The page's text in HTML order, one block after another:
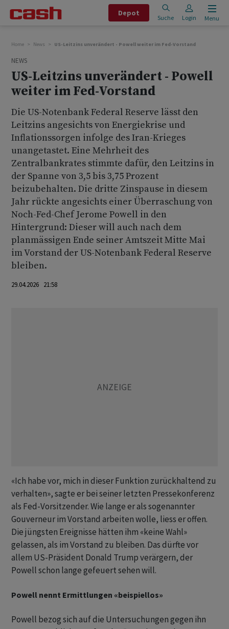
Depot
Suche Login Menu
Home News US-Leitzins unverändert - Powell weiter im Fed-Vorstand
NEWS
US-Leitzins unverändert - Powell
weiter im Fed-Vorstand
Die US-Notenbank Federal Reserve lässt den
Leitzins angesichts von Energiekrise und
Inflationssorgen infolge des Iran-Krieges
unangetastet. Eine Mehrheit des
Zentralbankrates stimmte dafür, den Leitzins in
der Spanne von 3,5 bis 3,75 Prozent
beizubehalten. Die dritte Zinspause in diesem
Jahr rückte angesichts einer Überraschung von
Noch-Fed-Chef Jerome Powell in den
Hintergrund: Dieser will auch nach dem
planmässigen Ende seiner Amtszeit Mitte Mai
im Vorstand der US-Notenbank Federal Reserve
bleiben.
29.04.2026 21:58
«Ich habe vor, mich in dieser Funktion zurückhaltend zu
verhalten», sagte er bei seiner letzten Pressekonferenz
als Fed-Vorsitzender. Wie lange er als sogenannter
Gouverneur im Vorstand arbeiten wolle, liess er offen.
Die jüngsten Ereignisse hätten ihm «keine Wahl»
gelassen, als im Vorstand zu bleiben. Das dürfte vor
allem US-Präsident Donald Trump verärgern, der
Powell schon lange gefeuert sehen will.
Powell nennt Ermittlungen «beispiellos»
Powell bezog sich auf die Untersuchungen gegen ihn